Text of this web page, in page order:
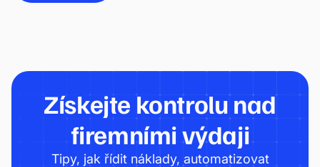
Získejte kontrolu nad
firemními výdaji
Tipy, jak řídit náklady, automatizovat